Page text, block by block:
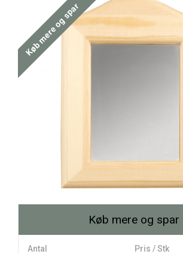
Køb mere og spar
Køb mere og spar
Antal Pris / Stk